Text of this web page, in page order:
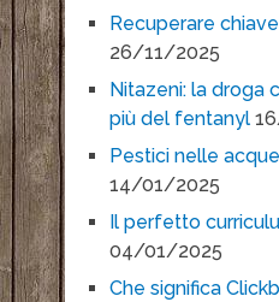
Recuperare
26/11/2025
Nitazeni: la droga
più del fentanyl
Pestici nelle
14/01/2025
Il perfetto
04/01/2025
Che significa